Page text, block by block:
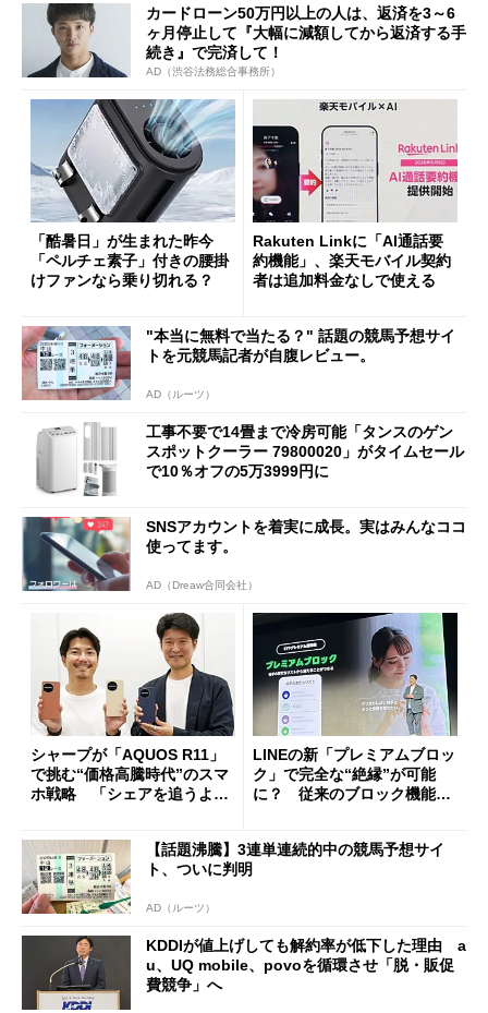
カードローン50万円以上の人は、返済を3～6
ヶ月停止して『大幅に減額してから返済する手
続き』で完済して！
AD（渋谷法務総合事務所）
「酷暑日」が生まれた昨今
「ペルチェ素子」付きの腰掛
けファンなら乗り切れる？
Rakuten Linkに「AI通話要
約機能」、楽天モバイル契約
者は追加料金なしで使える
"本当に無料で当たる？" 話題の競馬予想サイ
トを元競馬記者が自腹レビュー。
AD（ルーツ）
工事不要で14畳まで冷房可能「タンスのゲン
スポットクーラー 79800020」がタイムセール
で10％オフの5万3999円に
SNSアカウントを着実に成長。実はみんなココ
使ってます。
AD（Dreaw合同会社）
シャープが「AQUOS R11」
で挑む“価格高騰時代”のスマ
ホ戦略 「シェアを追うより
LINEの新「プレミアムブロッ
ク」で完全な“絶縁”が可能
に？ 従来のブロック機能と
【話題沸騰】3連単連続的中の競馬予想サイ
ト、ついに判明
AD（ルーツ）
KDDIが値上げしても解約率が低下した理由 a
u、UQ mobile、povoを循環させ「脱・販促
費競争」へ